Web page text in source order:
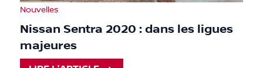
Nouvelles
Nissan Sentra 2020 : dans les ligues
majeures